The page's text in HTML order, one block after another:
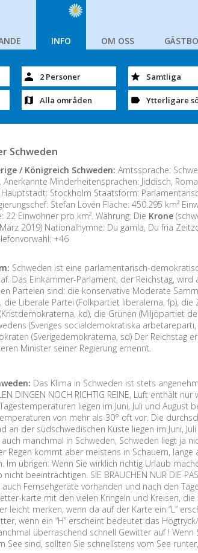
INFO OM OSS
2 Personer
Alla områden
Samtliga
Ytterligare
Schweden
/ Königreich Schweden: Amtssprache:
Anerkannte Minderheitensprachen: Jiddisch,
Stockholm Staatsform:
Stefan Lövén Fläche: 450.295 km²
22 Einwohner pro km². Währung: Die Krone
2019) Nationalhymne: Du gamla, Du fria
+46
Schweden ist eine parlamentarisch-
Das Einkammer-Parlament, der Reichstag,
Parteien sind: die konservative Moderate
die Liberale Partei (Folkpartiet liberalerna, fp),
kd), die Grünen (Miljöpartiet
(Sveriges socialdemokratiska
(Sverigedemokraterna, sd) Der Reichstag
Minister seiner Regierung ernennt.
Das Klima in Schweden ist stets
DINGEN NOCH RICHTIG REINE, Luft enthält
liegen im Juni, Juli und August
von mehr als 30° oft vor. Die
an der südschwedischen Küste liegen im Juni,
manchmal in Schweden, Schweden liegt ja
Regen kommt aber meistens in Schauern,
Im übrigen: Wenn Sie wirklich richtig Urlaub
beeinträchtigen. SIE BRAUCHEN NUR DIE
Fernsehgeräte vorhanden und nach den
karte mit den vielen Kringeln und Kreisen,
leicht merken, wenn da auf der Karte ein “L”
wenn ein “H” erscheint bedeutet das
überraschend schnell Gewitter auf !
See sind, sollten Sie schnellstens vom See